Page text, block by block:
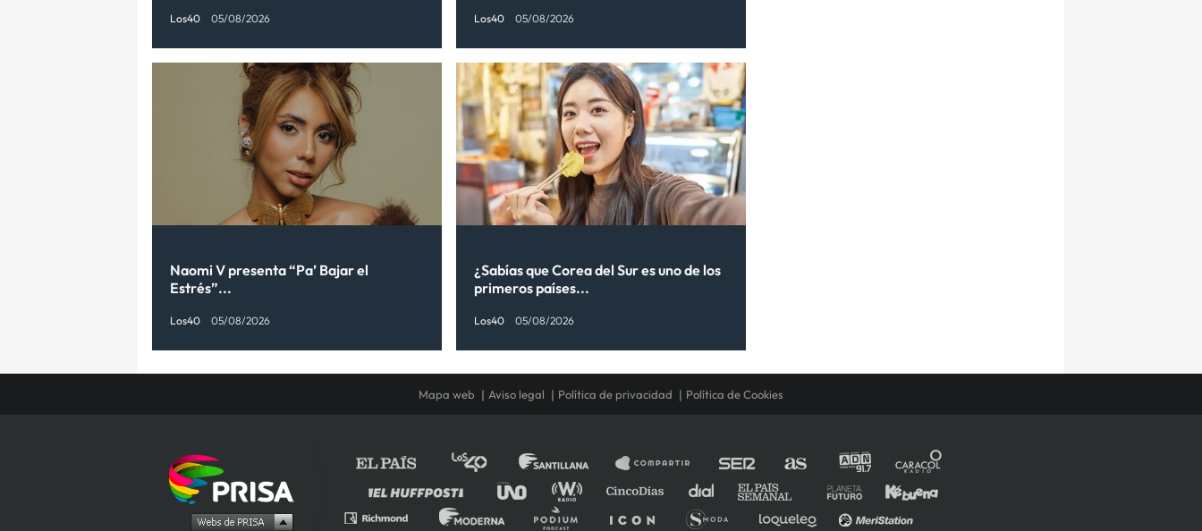
Los40 05/08/2026 Los40 05/08/2026
Naomi V presenta “Pa’ Bajar el
Estrés”...
Los40 05/08/2026
¿Sabías que Corea del Sur es uno de los
primeros países...
Los40 05/08/2026
Mapa web Aviso legal Política de privacidad Política de Cookies